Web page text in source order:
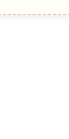
ぽ2443件 おぉ。